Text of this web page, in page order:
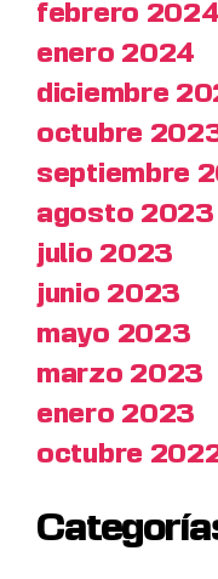
febrero 2024
enero 2024
diciembre
octubre
septiembre
agosto 2023
julio 2023
junio 2023
mayo 2023
marzo 2023
enero 2023
octubre